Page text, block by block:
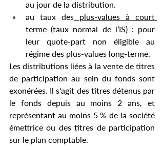
au jour de la distribution.
au taux des plus-values à court
terme (taux normal de l’IS) : pour
leur quote-part non éligible au
régime des plus-values long-terme.
Les distributions liées à la vente de titres
de participation au sein du fonds sont
exonérées. Il s'agit des titres détenus par
le fonds depuis au moins 2 ans, et
représentant au moins 5 % de la société
émettrice ou des titres de participation
sur le plan comptable.